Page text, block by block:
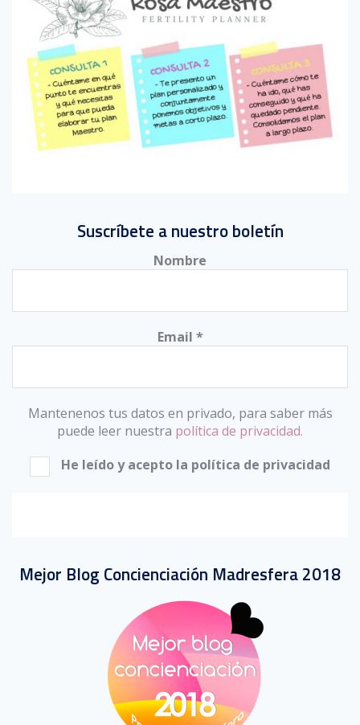
Suscríbete a nuestro boletín
Nombre
Email *
Mantenenos tus datos en privado, para saber más
puede leer nuestra política de privacidad.
He leído y acepto la política de privacidad
Mejor Blog Concienciación Madresfera 2018